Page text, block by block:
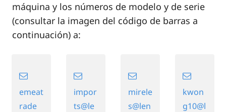
máquina y los números de modelo y de serie
(consultar la imagen del código de barras a
continuación) a:
emeat
rade
impor
ts@le
mirele
s@len
kwon
g10@l